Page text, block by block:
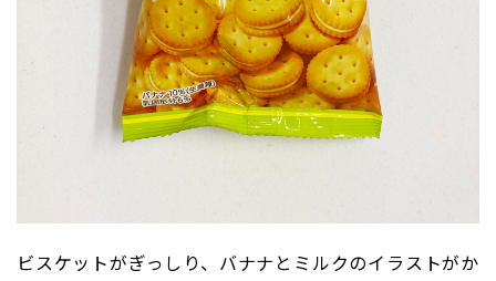
ビスケットがぎっしり、バナナとミルクのイラストがか